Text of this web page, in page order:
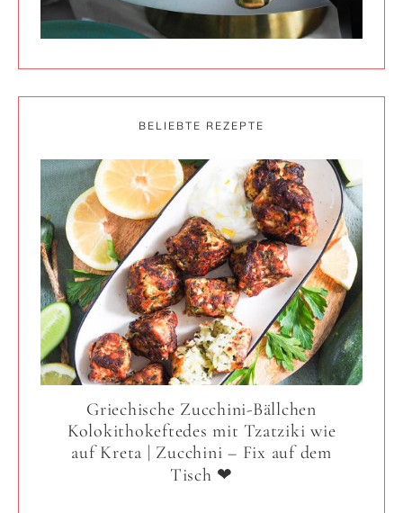
BELIEBTE REZEPTE
Griechische Zucchini-Bällchen
Kolokithokeftedes mit Tzatziki wie
auf Kreta | Zucchini – Fix auf dem
Tisch ❤